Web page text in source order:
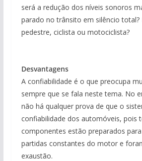
será a redução dos níveis sonoros
parado no trânsito em silêncio total?
pedestre, ciclista ou motociclista?
Desvantagens
A confiabilidade é o que preocupa
sempre que se fala neste tema. No
não há qualquer prova de que o
confiabilidade dos automóveis, pois
componentes estão preparados
partidas constantes do motor e
exaustão.